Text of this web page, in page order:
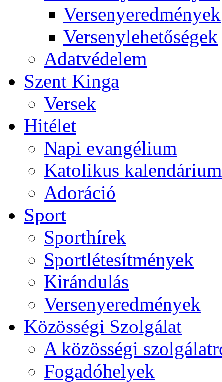
Versenyeredmények
Versenylehetőségek
Adatvédelem
Szent Kinga
Versek
Hitélet
Napi evangélium
Katolikus kalendárium
Adoráció
Sport
Sporthírek
Sportlétesítmények
Kirándulás
Versenyeredmények
Közösségi Szolgálat
A közösségi
Fogadóhelyek